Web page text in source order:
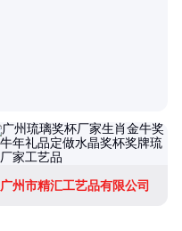
广州市精汇工艺品有限公司